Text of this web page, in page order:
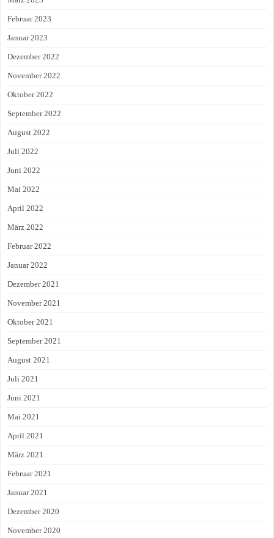
Februar 2023
Januar 2023
Dezember 2022
November 2022
Oktober 2022
September 2022
August 2022
Juli 2022
Juni 2022
Mai 2022
April 2022
März 2022
Februar 2022
Januar 2022
Dezember 2021
November 2021
Oktober 2021
September 2021
August 2021
Juli 2021
Juni 2021
Mai 2021
April 2021
März 2021
Februar 2021
Januar 2021
Dezember 2020
November 2020